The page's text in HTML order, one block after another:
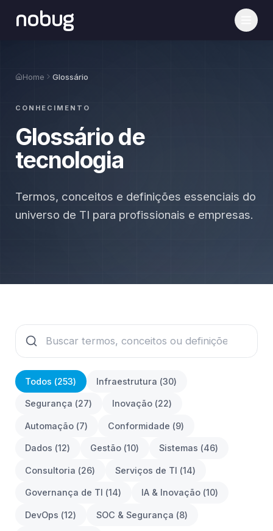
nobug
Home Glossário
CONHECIMENTO
Glossário de
tecnologia
Termos, conceitos e definições essenciais do
universo de TI para profissionais e empresas.
Todos (253) Infraestrutura (30)
Segurança (27) Inovação (22)
Automação (7) Conformidade (9)
Dados (12) Gestão (10) Sistemas (46)
Consultoria (26) Serviços de TI (14)
Governança de TI (14) IA & Inovação (10)
DevOps (12) SOC & Segurança (8)